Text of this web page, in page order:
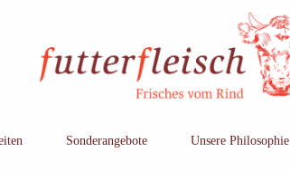
Sonderangebote Unsere Philosophie